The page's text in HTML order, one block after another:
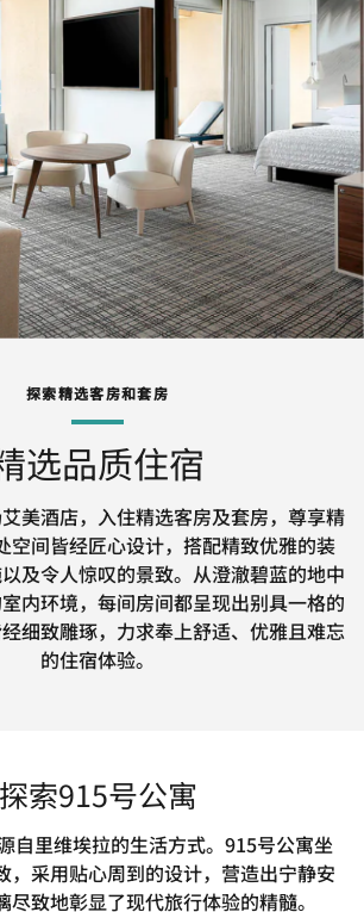
探索精选客房和套房
选品质住宿
美酒店，入住精选客房及套房，尊享精
空间皆经匠心设计，搭配精致优雅的装
及令人惊叹的景致。从澄澈碧蓝的地中
内环境，每间房间都呈现出别具一格的
细致雕琢，力求奉上舒适、优雅且难忘
的住宿体验。
探索915号公寓
自里维埃拉的生活方式。915号公寓坐
，采用贴心周到的设计，营造出宁静安
尽致地彰显了现代旅行体验的精髓。